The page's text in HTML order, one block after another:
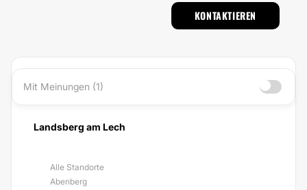
KONTAKTIEREN
Mit Meinungen (1)
Landsberg am Lech
Alle Standorte
Abenberg